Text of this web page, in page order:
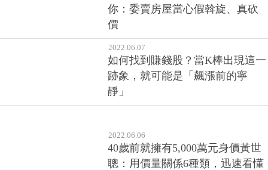
你：委賣房屋當心假斡旋、真砍
價
2022.06.07
如何找到賺錢股？當K棒出現這一
跡象，就可能是「飆漲前的寧
靜」
2022.06.06
40歲前就擁有5,000萬元身價黃世
聰：用價量關係6種類，迅速看懂